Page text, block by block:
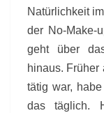
Natürlichkeit
der No-Make-
geht über
hinaus.
tätig war,
das täglich.